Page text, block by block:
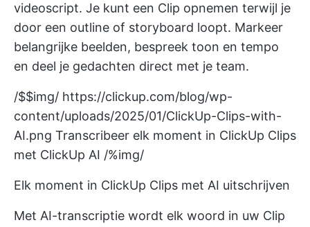
videoscript. Je kunt een Clip opnemen terwijl je
door een outline of storyboard loopt. Markeer
belangrijke beelden, bespreek toon en tempo
en deel je gedachten direct met je team.
/$$img/ https://clickup.com/blog/wp-
content/uploads/2025/01/ClickUp-Clips-with-
AI.png Transcribeer elk moment in ClickUp Clips
met ClickUp AI /%img/
Elk moment in ClickUp Clips met AI uitschrijven
Met AI-transcriptie wordt elk woord in uw Clip